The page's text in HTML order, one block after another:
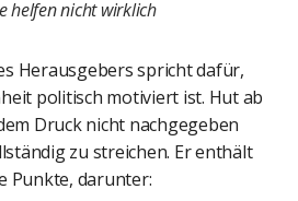
helfen nicht wirklich
Herausgebers spricht dafür,
politisch motiviert ist. Hut ab
Druck nicht nachgegeben
zu streichen. Er enthält
Punkte, darunter: